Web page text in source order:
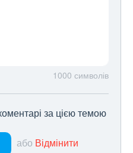
1000 символів
за цією темою
або Відмінити